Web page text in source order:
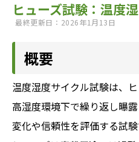
ヒューズ試験：温度
最終更新日：2026年1月13日
概要
温度湿度サイクル試験は、
高湿度環境下で繰り返し曝
変化や信頼性を評価する試験